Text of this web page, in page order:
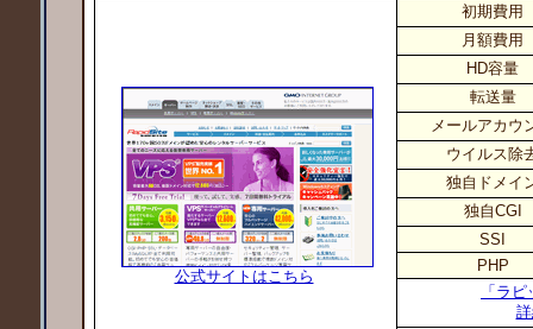
公式サイトはこちら
初期費用
月額費用
HD容量
転送量
メールアカウ
ウイルス除
独自ドメイ
独自CGI
SSI
PHP
「ラ